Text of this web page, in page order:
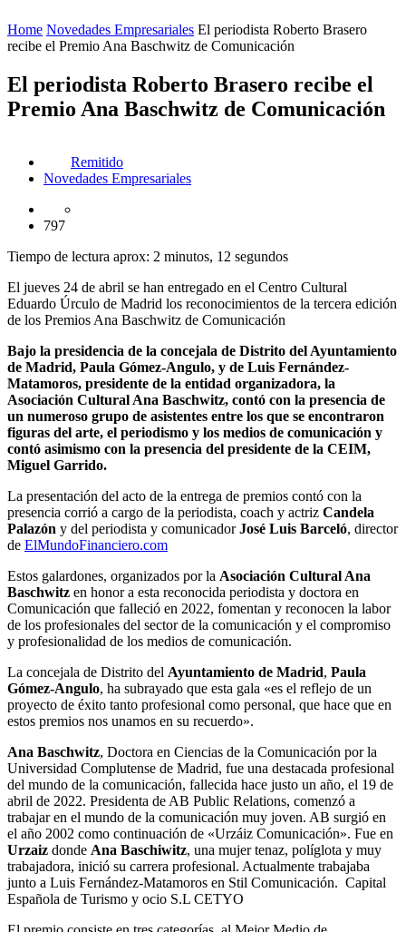
Home Novedades Empresariales El periodista Roberto Brasero
recibe el Premio Ana Baschwitz de Comunicación
El periodista Roberto Brasero recibe el
Premio Ana Baschwitz de Comunicación
Remitido
Novedades Empresariales
797
Tiempo de lectura aprox: 2 minutos, 12 segundos
El jueves 24 de abril se han entregado en el Centro Cultural
Eduardo Úrculo de Madrid los reconocimientos de la tercera edición
de los Premios Ana Baschwitz de Comunicación
Bajo la presidencia de la concejala de Distrito del Ayuntamiento
de Madrid, Paula Gómez-Angulo, y de Luis Fernández-
Matamoros, presidente de la entidad organizadora, la
Asociación Cultural Ana Baschwitz, contó con la presencia de
un numeroso grupo de asistentes entre los que se encontraron
figuras del arte, el periodismo y los medios de comunicación y
contó asimismo con la presencia del presidente de la CEIM,
Miguel Garrido.
La presentación del acto de la entrega de premios contó con la
presencia corrió a cargo de la periodista, coach y actriz Candela
Palazón y del periodista y comunicadorJosé Luis Barceló, director
de ElMundoFinanciero.com
Estos galardones, organizados por la Asociación Cultural Ana
Baschwitz en honor a esta reconocida periodista y doctora en
Comunicación que falleció en 2022, fomentan y reconocen la labor
de los profesionales del sector de la comunicación y el compromiso
y profesionalidad de los medios de comunicación.
La concejala de Distrito del Ayuntamiento de Madrid, Paula
Gómez-Angulo, ha subrayado que esta gala «es el reflejo de un
proyecto de éxito tanto profesional como personal, que hace que en
estos premios nos unamos en su recuerdo».
Ana Baschwitz, Doctora en Ciencias de la Comunicación por la
Universidad Complutense de Madrid, fue una destacada profesional
del mundo de la comunicación, fallecida hace justo un año, el 19 de
abril de 2022. Presidenta de AB Public Relations, comenzó a
trabajar en el mundo de la comunicación muy joven. AB surgió en
el año 2002 como continuación de «Urzáiz Comunicación». Fue en
Urzaiz donde Ana Baschiwitz, una mujer tenaz, políglota y muy
trabajadora, inició su carrera profesional. Actualmente trabajaba
junto a Luis Fernández-Matamoros en Stil Comunicación. Capital
Española de Turismo y ocio S.L CETYO